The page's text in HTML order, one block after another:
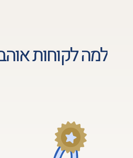
למה לקוחות